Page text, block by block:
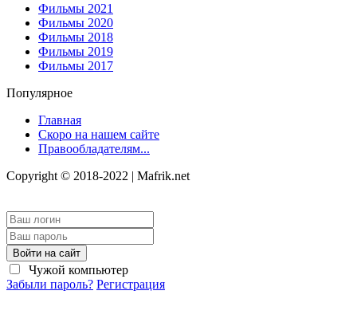
Фильмы 2021
Фильмы 2020
Фильмы 2018
Фильмы 2019
Фильмы 2017
Популярное
Главная
Скоро на нашем сайте
Правообладателям...
Copyright © 2018-2022 | Mafrik.net
Войти на сайт
Чужой компьютер
Забыли пароль? Регистрация